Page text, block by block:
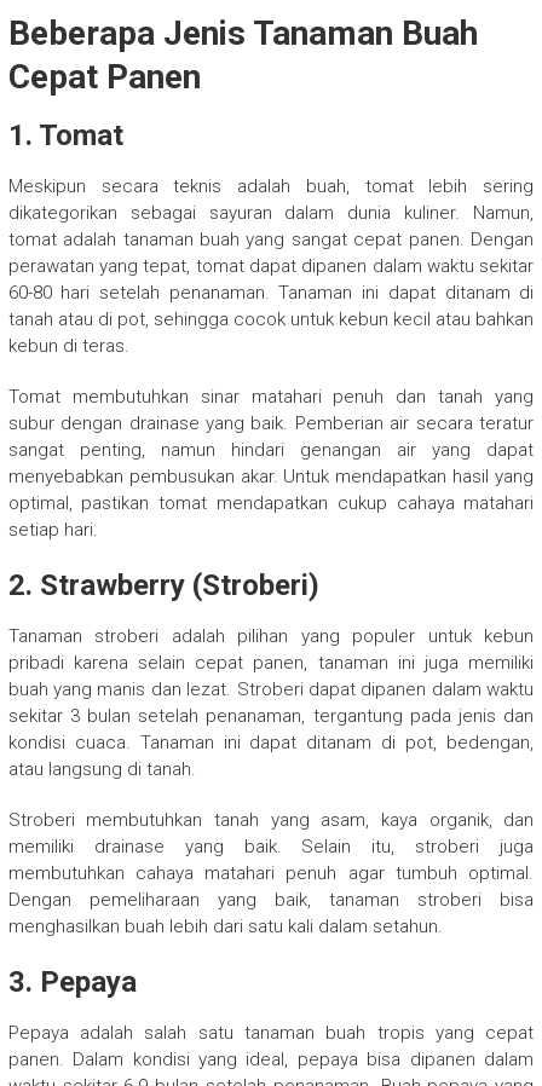
Beberapa Jenis Tanaman Buah
Cepat Panen
1. Tomat
Meskipun secara teknis adalah buah, tomat lebih sering
dikategorikan sebagai sayuran dalam dunia kuliner. Namun,
tomat adalah tanaman buah yang sangat cepat panen. Dengan
perawatan yang tepat, tomat dapat dipanen dalam waktu sekitar
60-80 hari setelah penanaman. Tanaman ini dapat ditanam di
tanah atau di pot, sehingga cocok untuk kebun kecil atau bahkan
kebun di teras.
Tomat membutuhkan sinar matahari penuh dan tanah yang
subur dengan drainase yang baik. Pemberian air secara teratur
sangat penting, namun hindari genangan air yang dapat
menyebabkan pembusukan akar. Untuk mendapatkan hasil yang
optimal, pastikan tomat mendapatkan cukup cahaya matahari
setiap hari.
2. Strawberry (Stroberi)
Tanaman stroberi adalah pilihan yang populer untuk kebun
pribadi karena selain cepat panen, tanaman ini juga memiliki
buah yang manis dan lezat. Stroberi dapat dipanen dalam waktu
sekitar 3 bulan setelah penanaman, tergantung pada jenis dan
kondisi cuaca. Tanaman ini dapat ditanam di pot, bedengan,
atau langsung di tanah.
Stroberi membutuhkan tanah yang asam, kaya organik, dan
memiliki drainase yang baik. Selain itu, stroberi juga
membutuhkan cahaya matahari penuh agar tumbuh optimal.
Dengan pemeliharaan yang baik, tanaman stroberi bisa
menghasilkan buah lebih dari satu kali dalam setahun.
3. Pepaya
Pepaya adalah salah satu tanaman buah tropis yang cepat
panen. Dalam kondisi yang ideal, pepaya bisa dipanen dalam